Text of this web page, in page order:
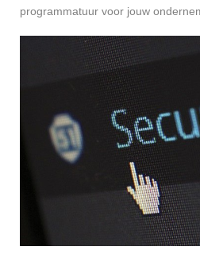
programmatuur voor jouw